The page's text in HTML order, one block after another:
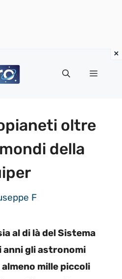
Menu
oltre
della
F
al di là del Sistema
anni gli astronomi
mille piccoli